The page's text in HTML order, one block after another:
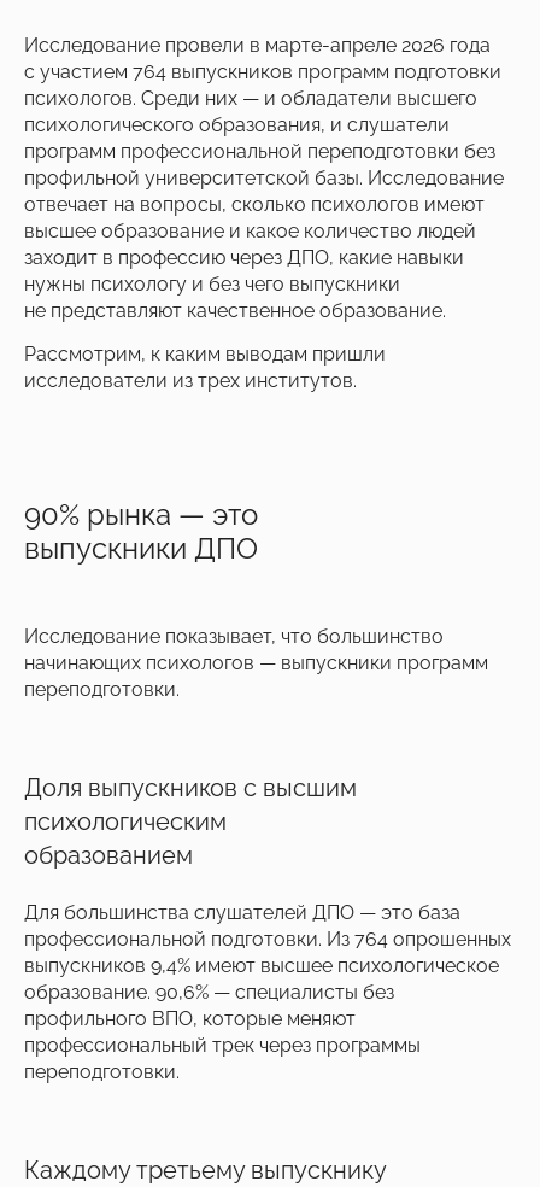
Исследование провели в марте-апреле 2026 года
с участием 764 выпускников программ подготовки
психологов. Среди них — и обладатели высшего
психологического образования, и слушатели
программ профессиональной переподготовки без
профильной университетской базы. Исследование
отвечает на вопросы, сколько психологов имеют
высшее образование и какое количество людей
заходит в профессию через ДПО, какие навыки
нужны психологу и без чего выпускники
не представляют качественное образование.
Рассмотрим, к каким выводам пришли
исследователи из трех институтов.
90% рынка — это
выпускники ДПО
Исследование показывает, что большинство
начинающих психологов — выпускники программ
переподготовки.
Доля выпускников с высшим
психологическим
образованием
Для большинства слушателей ДПО — это база
профессиональной подготовки. Из 764 опрошенных
выпускников 9,4% имеют высшее психологическое
образование. 90,6% — специалисты без
профильного ВПО, которые меняют
профессиональный трек через программы
переподготовки.
Каждому третьему выпускнику